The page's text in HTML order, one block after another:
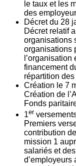
le taux et les
des
Décret du 28
Décret relatif
organisations
organisations
financement
répartition des
Création le 7
Création de
Fonds
1er
Premiers
contribution
mission 1
salariés et
d’employeurs